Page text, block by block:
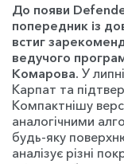
До появи
попередник із
встиг
ведучого
Комарова. У
Карпат та
Компактнішу
аналогічними
будь-яку
аналізує різні